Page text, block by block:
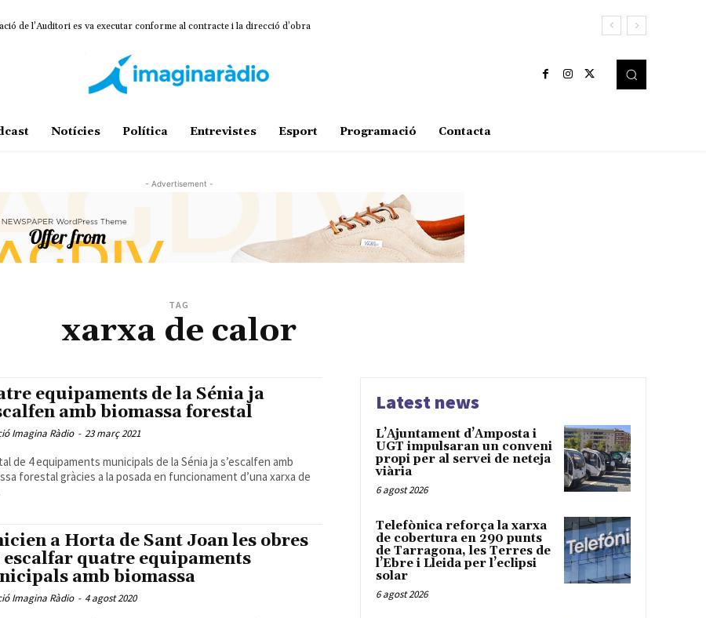
de l’Auditori es va executar conforme al contracte i la direcció d’obra
Notícies Política Entrevistes Esport Programació Contacta
- Advertisement -
TAG
xarxa de calor
equipaments de la Sénia ja
amb biomassa forestal
Imagina Ràdio - 23 març 2021
de 4 equipaments municipals de la Sénia ja s’escalfen amb
forestal gràcies a la posada en funcionament d’una xarxa de
a Horta de Sant Joan les obres
escalfar quatre equipaments
amb biomassa
Imagina Ràdio - 4 agost 2020
Latest news
L’Ajuntament d’Amposta i
UGT impulsaran un conveni
propi per al servei de neteja
viària
6 agost 2026
Telefònica reforça la xarxa
de cobertura en 290 punts
de Tarragona, les Terres de
l’Ebre i Lleida per l’eclipsi
solar
6 agost 2026